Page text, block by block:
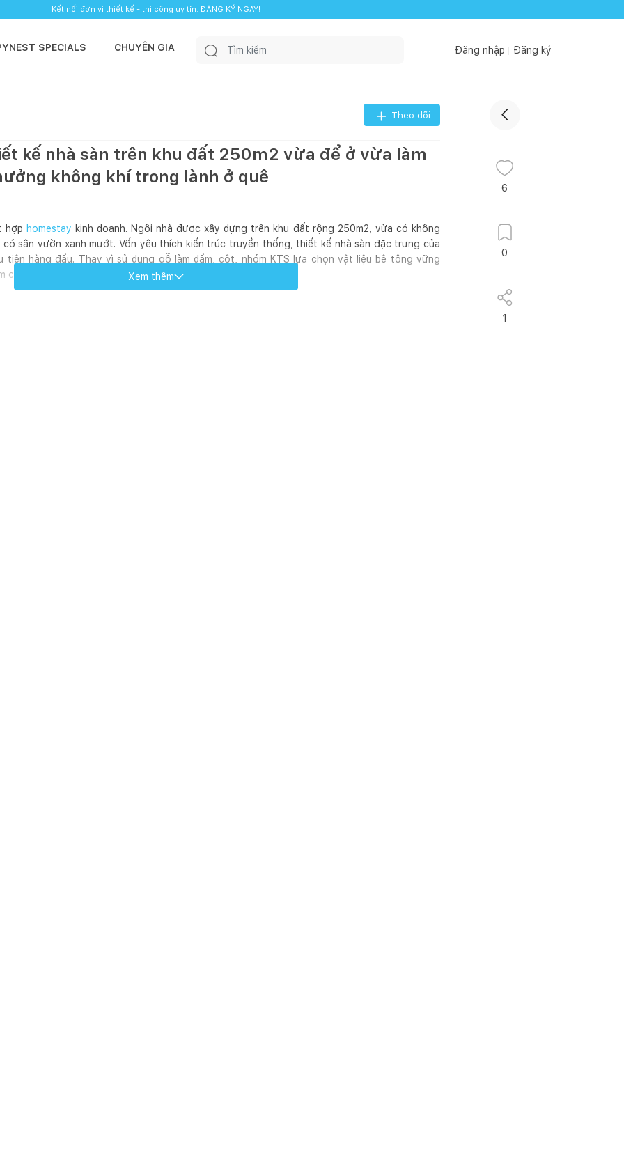
Kết nối đơn vị thiết kế - thi công uy tín. ĐĂNG KÝ NGAY!
SPECIALS CHUYÊN GIA Đăng nhập Đăng ký
Theo dõi
kế nhà sàn trên khu đất 250m2 vừa để ở vừa làm
không khí trong lành ở quê
hợp homestay kinh doanh. Ngôi nhà được xây dựng trên khu đất rộng 250m2, vừa có không
sân vườn xanh mướt. Vốn yêu thích kiến trúc truyền thống, thiết kế nhà sàn đặc trưng của
tiên hàng đầu. Thay vì sử dụng gỗ làm dầm, cột, nhóm KTS lựa chọn vật liệu bê tông vững
chi phí cho gia chủ.
Xem thêm
6
0
1